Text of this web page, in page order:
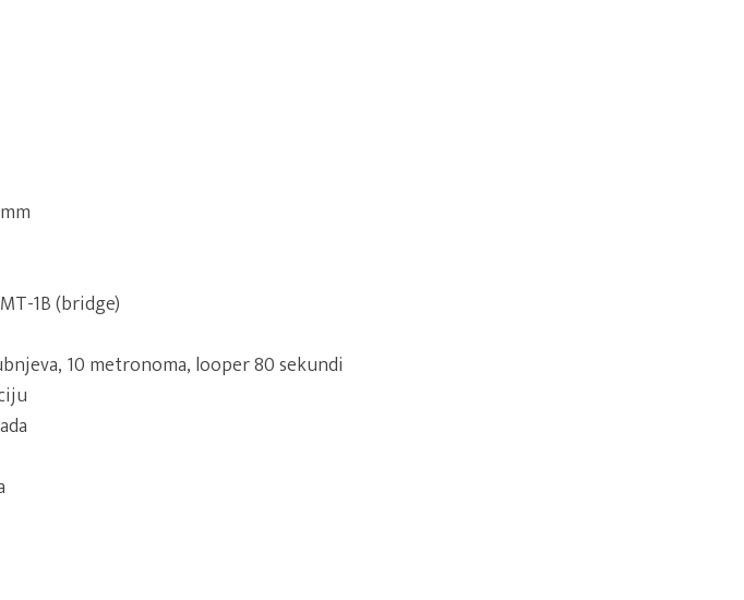
1B (bridge)
10 metronoma, looper 80 sekundi